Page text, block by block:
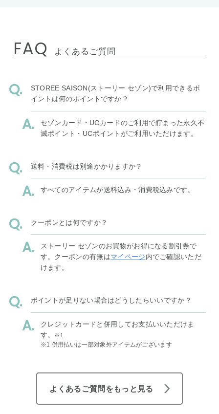
FAQ よくあるご質問
STOREE SAISON(ストーリー セゾン)で利用できるポ
イントは何のポイントですか？
セゾンカード・UCカードのご利用で貯まった永久不
滅ポイント・UCポイントがご利用いただけます。
送料・消費税は別途かかりますか？
すべてのアイテムが送料込み・消費税込みです。
クーポンとは何ですか？
ストーリー セゾンのお買物がお得になる割引券で
す。クーポンの有無はマイページ内でご確認いただ
けます。
ポイントが足りない場合はどうしたらいいですか？
クレジットカードと併用してお支払いいただけま
す。
※1
※1 併用払いは一部対象外アイテムがございます
よくあるご質問をもっと見る